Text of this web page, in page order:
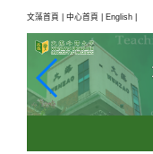
文藻首頁 | 中心首頁 | English |